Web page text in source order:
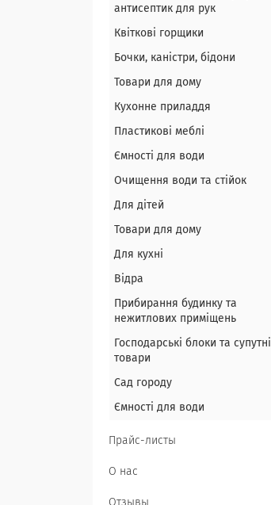
антисептик для рук
Квіткові горщики
Бочки, каністри, бідони
Товари для дому
Кухонне приладдя
Пластикові меблі
Ємності для води
Очищення води та стійок
Для дітей
Товари для дому
Для кухні
Відра
Прибирання будинку та
нежитлових приміщень
Господарські блоки та супутні
товари
Сад городу
Ємності для води
Прайс-листы
О нас
Отзывы